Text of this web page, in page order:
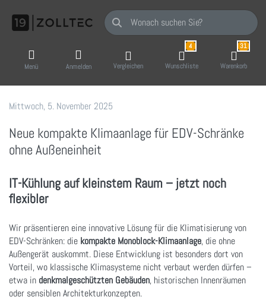
Geben Sie einen Suchbegriff ein. Während
Menü Anmelden Vergleichen
4
Wunschliste
31
Warenkorb
Mittwoch, 5. November 2025
19 Zoll-Tec GmbH
Neue kompakte Klimaanlage für EDV-Schränke
ohne Außeneinheit
IT-Kühlung auf kleinstem Raum – jetzt noch
flexibler
Wir präsentieren eine innovative Lösung für die Klimatisierung von
EDV-Schränken: die kompakte Monoblock-Klimaanlage, die ohne
Außengerät auskommt. Diese Entwicklung ist besonders dort von
Vorteil, wo klassische Klimasysteme nicht verbaut werden dürfen –
etwa in denkmalgeschützten Gebäuden, historischen Innenräumen
oder sensiblen Architekturkonzepten.